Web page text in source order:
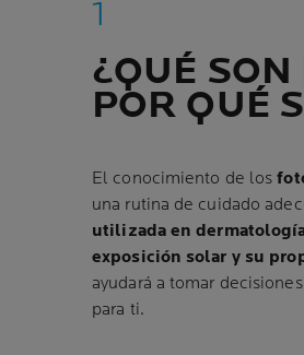
¿QUÉ SON
POR QUÉ
El conocimiento de los
una rutina de cuidado
utilizada en
exposición solar y su
ayudará a tomar
para ti.